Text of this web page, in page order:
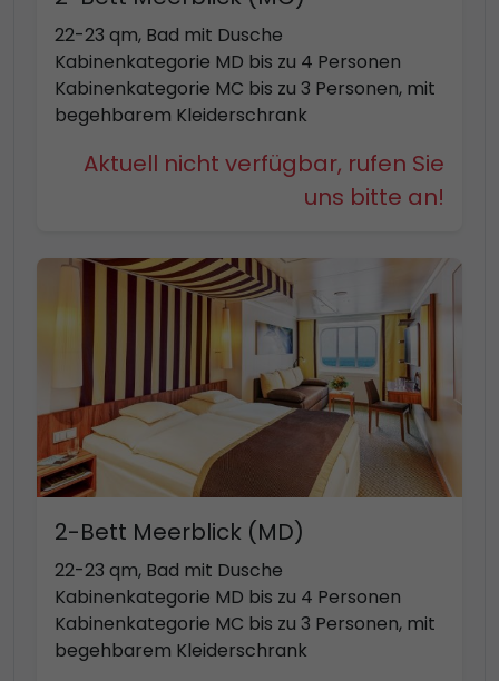
22-23 qm, Bad mit Dusche
Kabinenkategorie MD bis zu 4 Personen
Kabinenkategorie MC bis zu 3 Personen, mit
begehbarem Kleiderschrank
Aktuell nicht verfügbar, rufen Sie
uns bitte an!
2-Bett Meerblick (MD)
22-23 qm, Bad mit Dusche
Kabinenkategorie MD bis zu 4 Personen
Kabinenkategorie MC bis zu 3 Personen, mit
begehbarem Kleiderschrank